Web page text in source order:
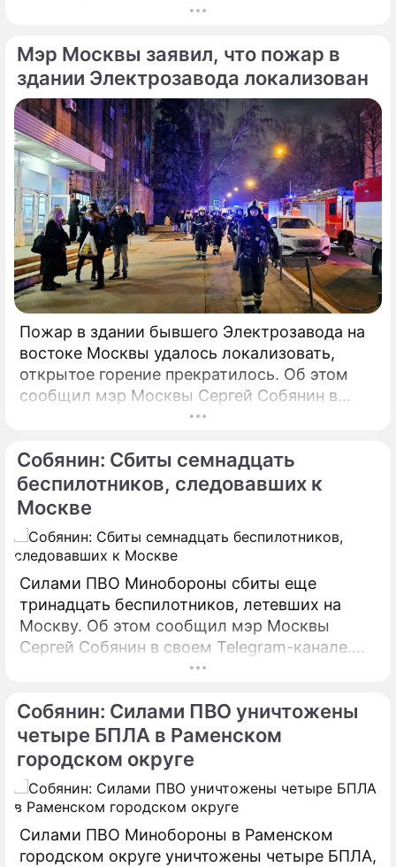
Калининградской области.
распоряжении редакции) депутат направил
6 февраля 2025 года председателю СК РФ
Александру Бастрыкину. В письме Кирьянов
отмечает, что число несчастных случаев в
регионе продолжает расти.
Мэр Москвы заявил, что пожар в
здании Электрозавода локализован
Пожар в здании бывшего Электрозавода на
востоке Москвы удалось локализовать,
открытое горение прекратилось. Об этом
сообщил мэр Москвы Сергей Собянин в
своем Telegram-канале. По его словам, в
предпринимаются все меры по ликвидации
пожара.
Собянин: Сбиты семнадцать
беспилотников, следовавших к
Москве
Силами ПВО Минобороны сбиты еще
тринадцать беспилотников, летевших на
Москву. Об этом сообщил мэр Москвы
Сергей Собянин в своем Telegram-канале.
БПЛА уничтожены в городских округах
Собянин: Силами ПВО уничтожены
четыре БПЛА в Раменском
городском округе
Силами ПВО Минобороны в Раменском
городском округе уничтожены четыре БПЛА,